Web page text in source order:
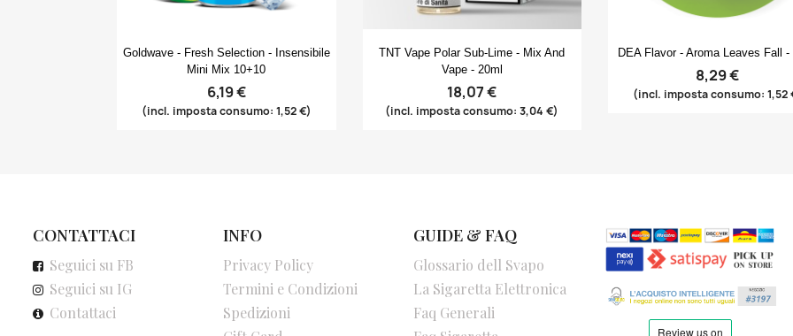
Anteprima
Goldwave - Fresh Selection - Insensibile
Mini Mix 10+10
6,19 €
(incl. imposta consumo: 1,52 €)
Anteprima
TNT Vape Polar Sub-Lime - Mix And
Vape - 20ml
18,07 €
(incl. imposta consumo: 3,04 €)
Anteprima
DEA Flavor - Aroma Leaves Fall -
8,29 €
(incl. imposta consumo: 1,52
CONTATTACI
Seguici su FB
Seguici su IG
Contattaci
INFO
Privacy Policy
Termini e Condizioni
Spedizioni
GUIDE & FAQ
Glossario dell Svapo
La Sigaretta Elettronica
Faq Generali